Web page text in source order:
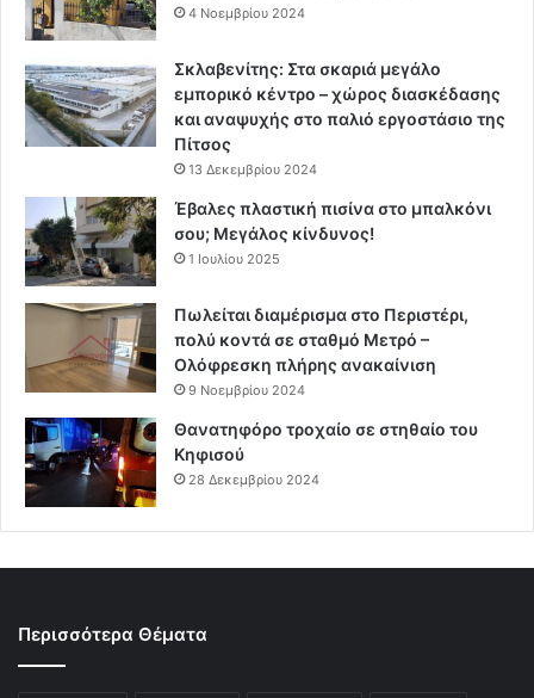
4 Νοεμβρίου 2024
Σκλαβενίτης: Στα σκαριά μεγάλο
εμπορικό κέντρο – χώρος διασκέδασης
και αναψυχής στο παλιό εργοστάσιο της
Πίτσος
13 Δεκεμβρίου 2024
Έβαλες πλαστική πισίνα στο μπαλκόνι
σου; Μεγάλος κίνδυνος!
1 Ιουλίου 2025
Πωλείται διαμέρισμα στο Περιστέρι,
πολύ κοντά σε σταθμό Μετρό –
Ολόφρεσκη πλήρης ανακαίνιση
9 Νοεμβρίου 2024
Θανατηφόρο τροχαίο σε στηθαίο του
Κηφισού
28 Δεκεμβρίου 2024
Περισσότερα Θέματα